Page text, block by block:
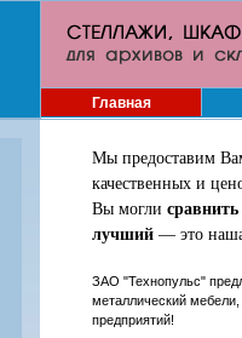
Главная
Мы предоставим
качественных и
Вы могли
лучший— это наша
ЗАО "Технопульс"
металлический
предприятий!